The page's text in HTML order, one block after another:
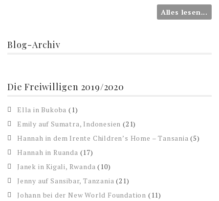
Alles lesen...
Blog-Archiv
Die Freiwilligen 2019/2020
Ella in Bukoba (1)
Emily auf Sumatra, Indonesien (21)
Hannah in dem Irente Children’s Home – Tansania (5)
Hannah in Ruanda (17)
Janek in Kigali, Rwanda (10)
Jenny auf Sansibar, Tanzania (21)
Johann bei der New World Foundation (11)